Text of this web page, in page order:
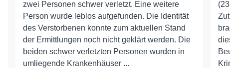
zwei Personen schwer verletzt. Eine weitere
Person wurde leblos aufgefunden. Die Identität
des Verstorbenen konnte zum aktuellen Stand
der Ermittlungen noch nicht geklärt werden. Die
beiden schwer verletzten Personen wurden in
umliegende Krankenhäuser ...